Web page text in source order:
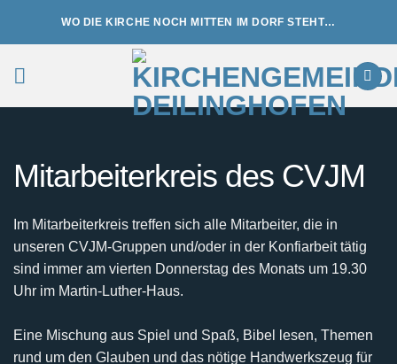
WO DIE KIRCHE NOCH MITTEN IM DORF STEHT…
Mitarbeiterkreis des CVJM
Im Mitarbeiterkreis treffen sich alle Mitarbeiter, die in
unseren CVJM-Gruppen und/oder in der Konfiarbeit tätig
sind immer am vierten Donnerstag des Monats um 19.30
Uhr im Martin-Luther-Haus.
Eine Mischung aus Spiel und Spaß, Bibel lesen, Themen
rund um den Glauben und das nötige Handwerkszeug für